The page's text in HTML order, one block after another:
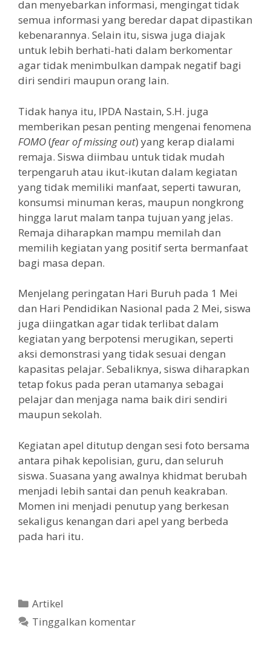
dan menyebarkan informasi, mengingat tidak
semua informasi yang beredar dapat dipastikan
kebenarannya. Selain itu, siswa juga diajak
untuk lebih berhati-hati dalam berkomentar
agar tidak menimbulkan dampak negatif bagi
diri sendiri maupun orang lain.
Tidak hanya itu, IPDA Nastain, S.H. juga
memberikan pesan penting mengenai fenomena
FOMO(fear of missing out) yang kerap dialami
remaja. Siswa diimbau untuk tidak mudah
terpengaruh atau ikut-ikutan dalam kegiatan
yang tidak memiliki manfaat, seperti tawuran,
konsumsi minuman keras, maupun nongkrong
hingga larut malam tanpa tujuan yang jelas.
Remaja diharapkan mampu memilah dan
memilih kegiatan yang positif serta bermanfaat
bagi masa depan.
Menjelang peringatan Hari Buruh pada 1 Mei
dan Hari Pendidikan Nasional pada 2 Mei, siswa
juga diingatkan agar tidak terlibat dalam
kegiatan yang berpotensi merugikan, seperti
aksi demonstrasi yang tidak sesuai dengan
kapasitas pelajar. Sebaliknya, siswa diharapkan
tetap fokus pada peran utamanya sebagai
pelajar dan menjaga nama baik diri sendiri
maupun sekolah.
Kegiatan apel ditutup dengan sesi foto bersama
antara pihak kepolisian, guru, dan seluruh
siswa. Suasana yang awalnya khidmat berubah
menjadi lebih santai dan penuh keakraban.
Momen ini menjadi penutup yang berkesan
sekaligus kenangan dari apel yang berbeda
pada hari itu.
Artikel
Tinggalkan komentar